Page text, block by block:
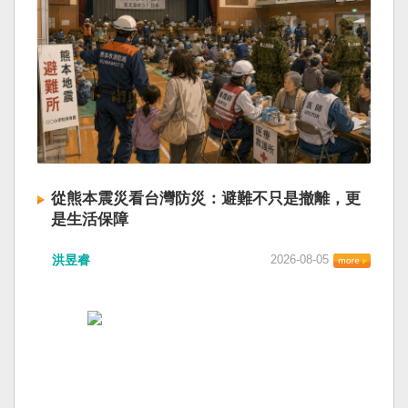
從熊本震災看台灣防災：避難不只是撤離，更
是生活保障
洪昱睿 2026-08-05